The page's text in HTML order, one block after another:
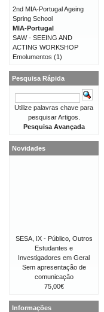
2nd MIA-Portugal Ageing
Spring School
MIA-Portugal
SAW - SEEING AND
ACTING WORKSHOP
Emolumentos (1)
Pesquisa Rápida
Utilize palavras chave para
pesquisar Artigos.
Pesquisa Avançada
Novidades
SESA, IX - Público, Outros
Estudantes e
Investigadores em Geral
Sem apresentação de
comunicação
75,00€
Informações